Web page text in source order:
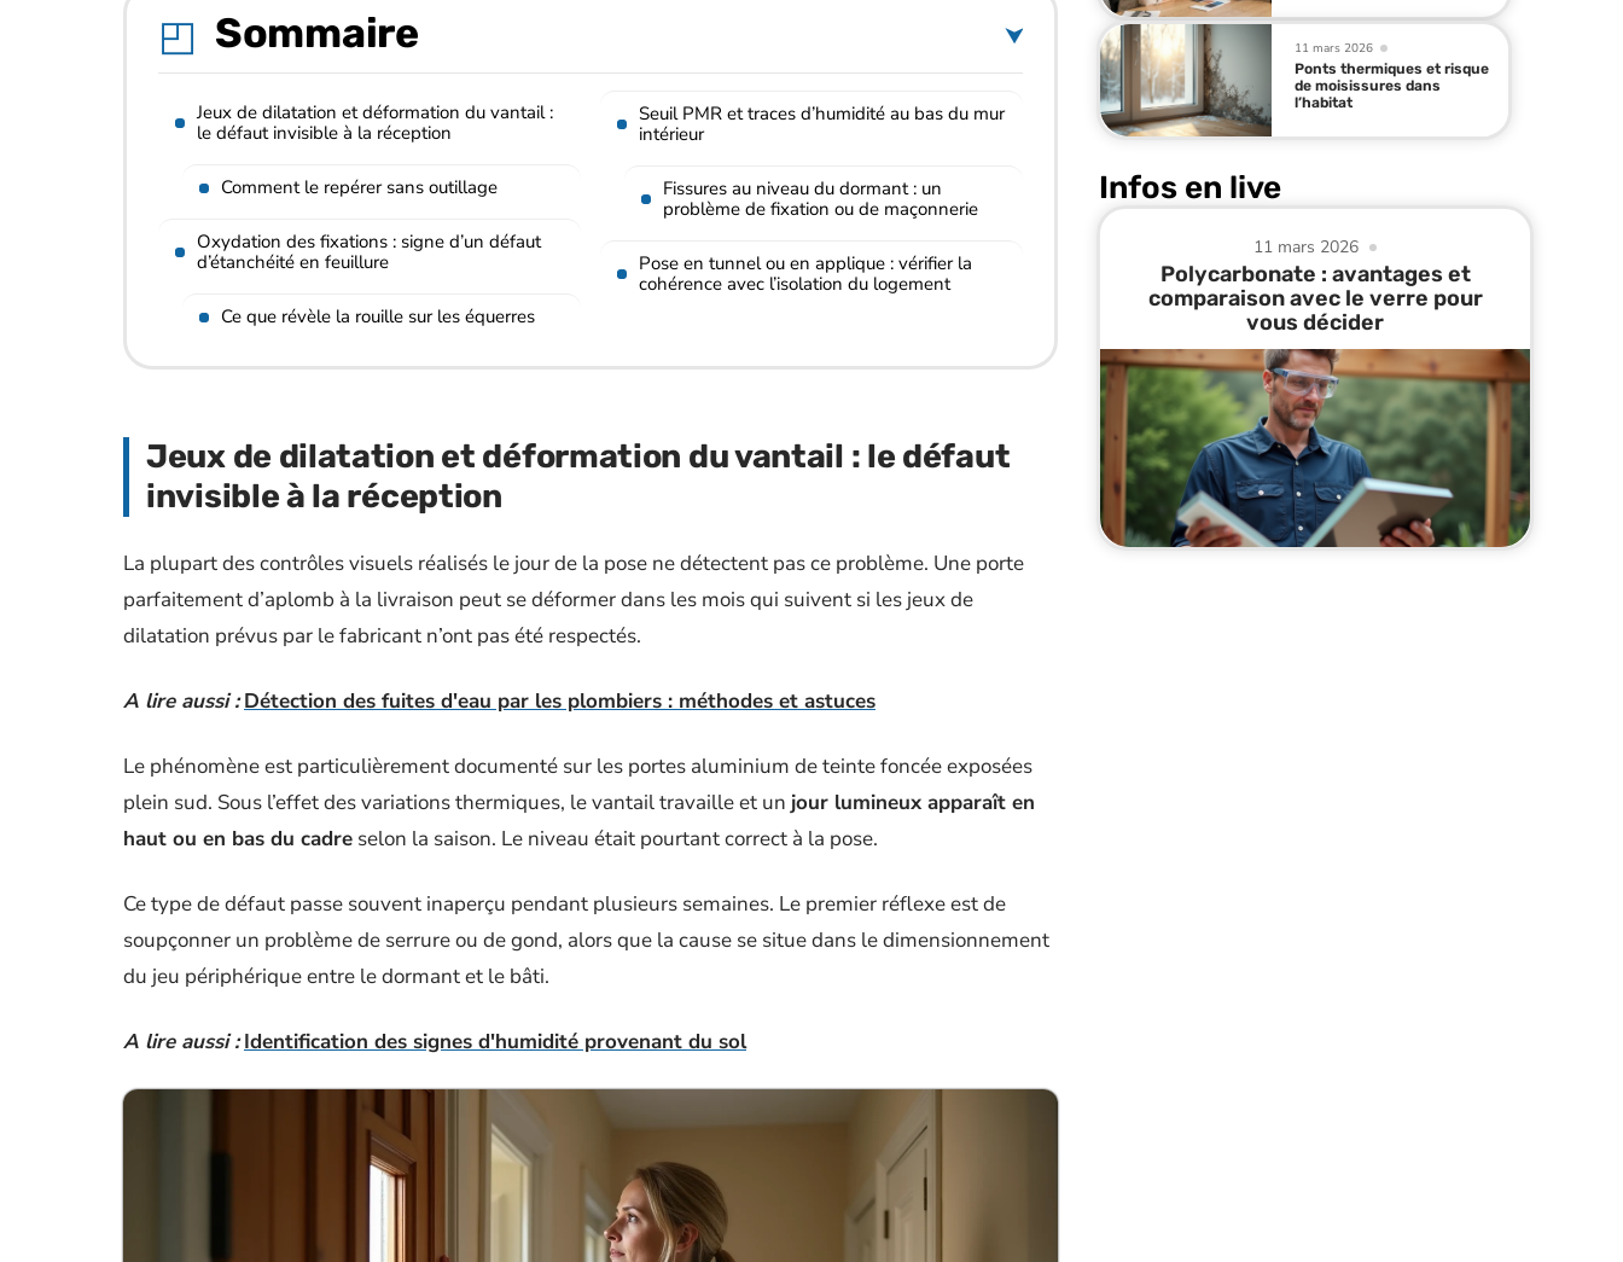
Sommaire
Jeux de dilatation et déformation du vantail :
le défaut invisible à la réception
Comment le repérer sans outillage
Oxydation des fixations : signe d’un défaut
d’étanchéité en feuillure
Ce que révèle la rouille sur les équerres
Seuil PMR et traces d’humidité au bas du mur
intérieur
Fissures au niveau du dormant : un
problème de fixation ou de maçonnerie
Pose en tunnel ou en applique : vérifier la
cohérence avec l’isolation du logement
Jeux de dilatation et déformation du vantail : le défaut
invisible à la réception
La plupart des contrôles visuels réalisés le jour de la pose ne détectent pas ce problème. Une porte
parfaitement d’aplomb à la livraison peut se déformer dans les mois qui suivent si les jeux de
dilatation prévus par le fabricant n’ont pas été respectés.
A lire aussi : Détection des fuites d'eau par les plombiers : méthodes et astuces
Le phénomène est particulièrement documenté sur les portes aluminium de teinte foncée exposées
plein sud. Sous l’effet des variations thermiques, le vantail travaille et un jour lumineux apparaît en
haut ou en bas du cadre selon la saison. Le niveau était pourtant correct à la pose.
Ce type de défaut passe souvent inaperçu pendant plusieurs semaines. Le premier réflexe est de
soupçonner un problème de serrure ou de gond, alors que la cause se situe dans le dimensionnement
du jeu périphérique entre le dormant et le bâti.
A lire aussi : Identification des signes d'humidité provenant du sol
11 mars 2026
Ponts thermiques et risque
de moisissures dans
l’habitat
Infos en live
11 mars 2026
Polycarbonate : avantages et
comparaison avec le verre pour
vous décider